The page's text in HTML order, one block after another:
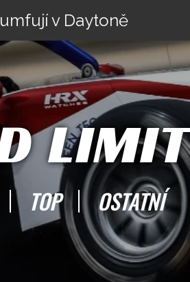
v Daytoně
LIMIT
TOP OSTATNÍ